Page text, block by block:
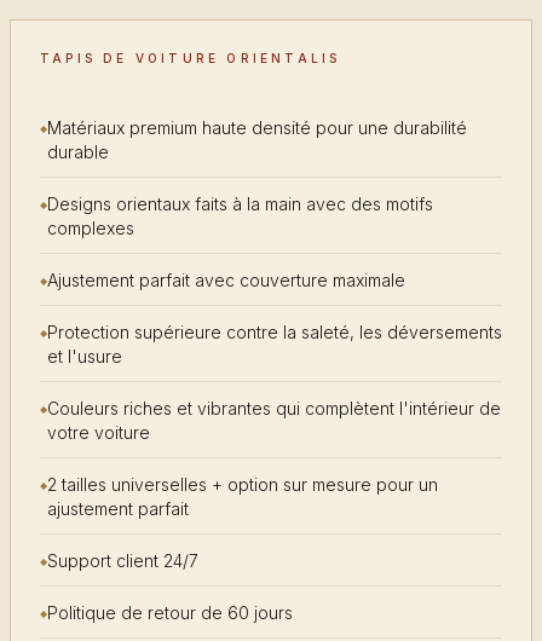
TAPIS DE VOITURE ORIENTALIS
Matériaux premium haute densité pour une durabilité
durable
Designs orientaux faits à la main avec des motifs
complexes
Ajustement parfait avec couverture maximale
Protection supérieure contre la saleté, les déversements
et l'usure
Couleurs riches et vibrantes qui complètent l'intérieur de
votre voiture
2 tailles universelles + option sur mesure pour un
ajustement parfait
Support client 24/7
Politique de retour de 60 jours